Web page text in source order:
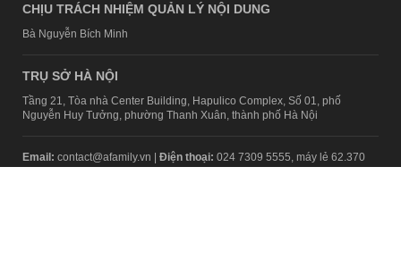
CHỊU TRÁCH NHIỆM QUẢN LÝ NỘI DUNG
Bà Nguyễn Bích Minh
TRỤ SỞ HÀ NỘI
Tầng 21, Tòa nhà Center Building, Hapulico Complex, Số 01, phố
Nguyễn Huy Tưởng, phường Thanh Xuân, thành phố Hà Nội
Email: contact@afamily.vn | Điện thoại: 024 7309 5555, máy lẻ 62.370